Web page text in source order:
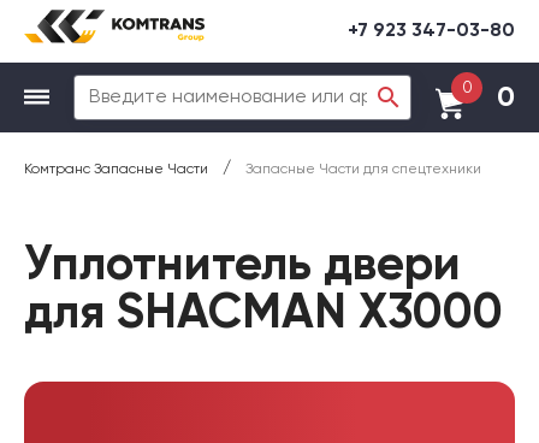
+7 923 347-03-80
0 0
Комтранс Запасные Части / Запасные Части для спецтехники
Уплотнитель двери
для SHACMAN X3000